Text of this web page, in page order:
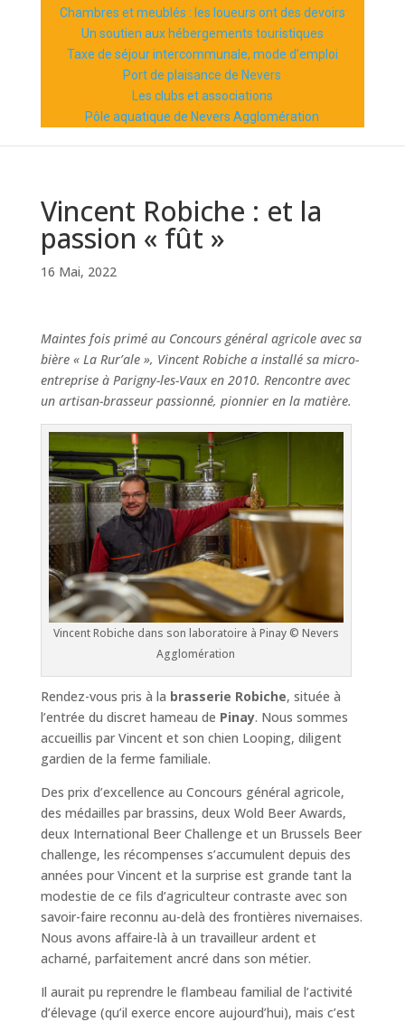
Chambres et meublés : les loueurs ont des devoirs
Un soutien aux hébergements touristiques
Taxe de séjour intercommunale, mode d’emploi
Port de plaisance de Nevers
Les clubs et associations
Pôle aquatique de Nevers Agglomération
Vincent Robiche : et la
passion « fût »
16 Mai, 2022
Maintes fois primé au Concours général agricole avec sa
bière « La Rur’ale », Vincent Robiche a installé sa micro-
entreprise à Parigny-les-Vaux en 2010. Rencontre avec
un artisan-brasseur passionné, pionnier en la matière.
Vincent Robiche dans son laboratoire à Pinay © Nevers
Agglomération
Rendez-vous pris à la brasserie Robiche, située à
l’entrée du discret hameau de Pinay. Nous sommes
accueillis par Vincent et son chien Looping, diligent
gardien de la ferme familiale.
Des prix d’excellence au Concours général agricole,
des médailles par brassins, deux Wold Beer Awards,
deux International Beer Challenge et un Brussels Beer
challenge, les récompenses s’accumulent depuis des
années pour Vincent et la surprise est grande tant la
modestie de ce fils d’agriculteur contraste avec son
savoir-faire reconnu au-delà des frontières nivernaises.
Nous avons affaire-là à un travailleur ardent et
acharné, parfaitement ancré dans son métier.
Il aurait pu reprendre le flambeau familial de l’activité
d’élevage (qu’il exerce encore aujourd’hui), mais c’est